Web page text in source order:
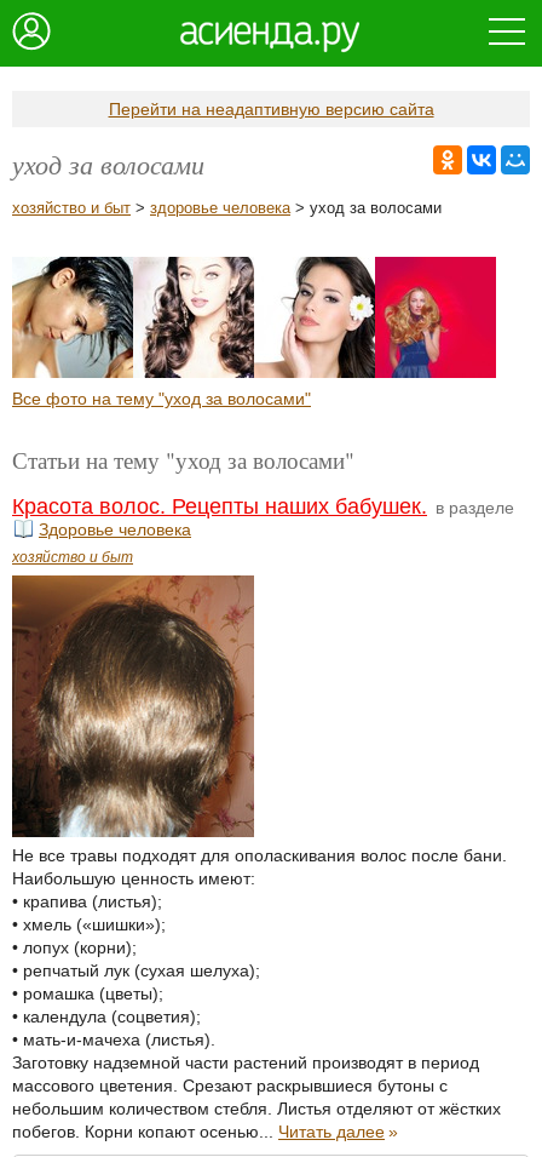
Перейти на неадаптивную версию сайта
уход за волосами
хозяйство и быт > здоровье человека> уход за волосами
Все фото на тему "уход за волосами"
Статьи на тему "уход за волосами"
Красота волос. Рецепты наших бабушек. в разделе
Здоровье человека
хозяйство и быт
Не все травы подходят для ополаскивания волос после бани.
Наибольшую ценность имеют:
• крапива (листья);
• хмель («шишки»);
• лопух (корни);
• репчатый лук (сухая шелуха);
• ромашка (цветы);
• календула (соцветия);
• мать-и-мачеха (листья).
Заготовку надземной части растений производят в период
массового цветения. Срезают раскрывшиеся бутоны с
небольшим количеством стебля. Листья отделяют от жёстких
побегов. Корни копают осенью... Читать далее»